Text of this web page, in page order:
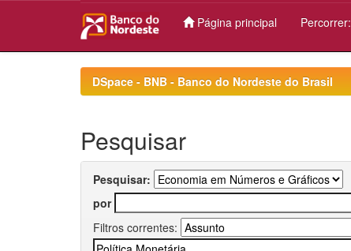
Página principal Percorrer:
DSpace - BNB - Banco do Nordeste do Brasil
Pesquisar
Pesquisar:
por
Filtros correntes: